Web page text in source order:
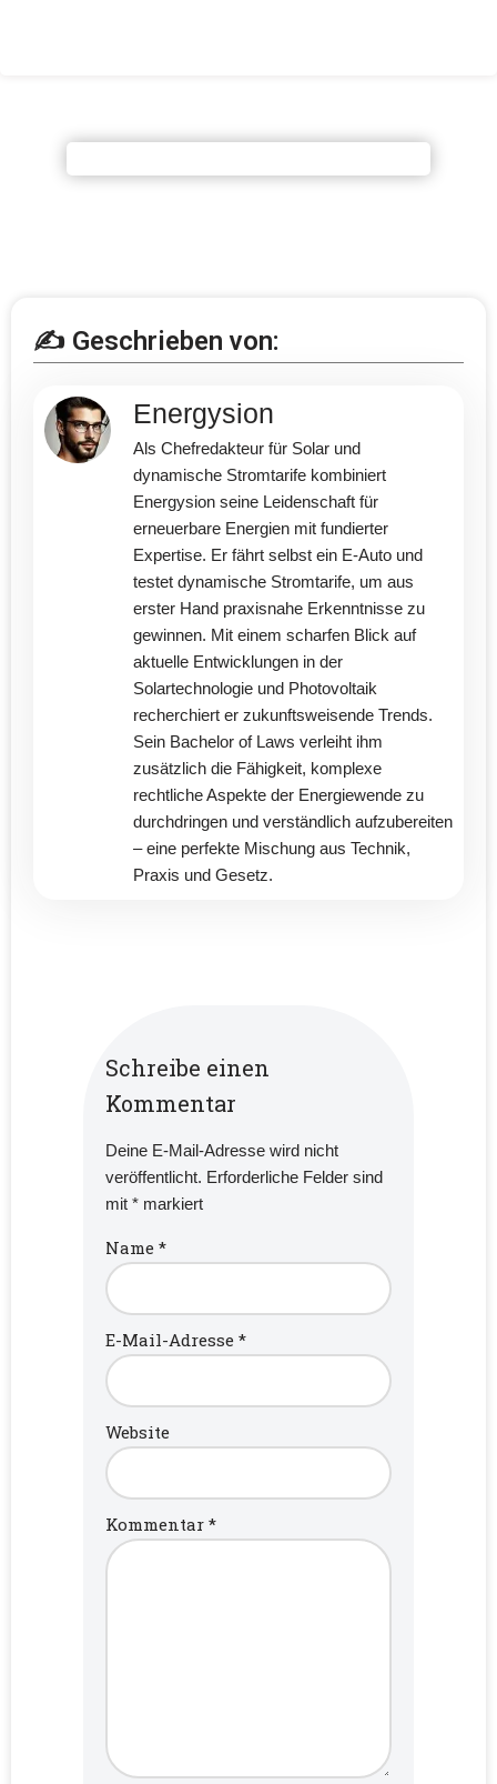
✍️ Geschrieben von:
Energysion
Als Chefredakteur für Solar und
dynamische Stromtarife kombiniert
Energysion seine Leidenschaft für
erneuerbare Energien mit fundierter
Expertise. Er fährt selbst ein E-Auto und
testet dynamische Stromtarife, um aus
erster Hand praxisnahe Erkenntnisse zu
gewinnen. Mit einem scharfen Blick auf
aktuelle Entwicklungen in der
Solartechnologie und Photovoltaik
recherchiert er zukunftsweisende Trends.
Sein Bachelor of Laws verleiht ihm
zusätzlich die Fähigkeit, komplexe
rechtliche Aspekte der Energiewende zu
durchdringen und verständlich aufzubereiten
– eine perfekte Mischung aus Technik,
Praxis und Gesetz.
Schreibe einen
Kommentar
Deine E-Mail-Adresse wird nicht
veröffentlicht. Erforderliche Felder sind
mit * markiert
Name *
E-Mail-Adresse *
Website
Kommentar *